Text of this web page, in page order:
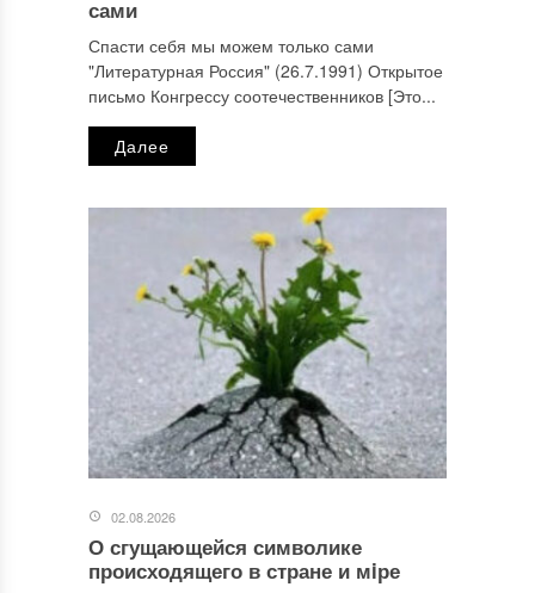
сами
Спасти себя мы можем только сами
"Литературная Россия" (26.7.1991) Открытое
письмо Конгрессу соотечественников [Это...
Далее
02.08.2026
О сгущающейся символике
происходящего в стране и мiре